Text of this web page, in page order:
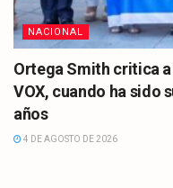
NACIONAL
Ortega Smith critica
VOX, cuando ha sido
años
4 DE AGOSTO DE 2026